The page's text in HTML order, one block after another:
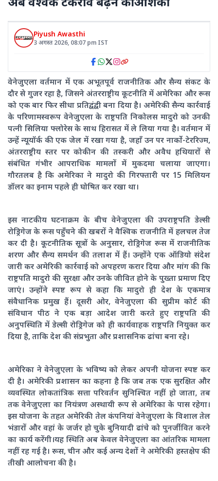
Piyush Awasthi
3 अगस्त 2026, 08:07 pm IST
वेनेजुएला वर्तमान में एक अभूतपूर्व राजनीतिक और सैन्य संकट के
दौर से गुजर रहा है, जिसने अंतरराष्ट्रीय कूटनीति में अमेरिका और रूस
को एक बार फिर सीधा प्रतिद्वंद्वी बना दिया है। अमेरिकी सैन्य कार्रवाई
के परिणामस्वरूप वेनेजुएला के राष्ट्रपति निकोलस मादुरो को उनकी
पत्नी सिलिया फ्लोरेस के साथ हिरासत में ले लिया गया है। वर्तमान में
उन्हें न्यूयॉर्क की एक जेल में रखा गया है, जहाँ उन पर नार्को-टेररिज्म,
अंतरराष्ट्रीय स्तर पर कोकीन की तस्करी और अवैध हथियारों से
संबंधित गंभीर आपराधिक मामलों में मुकदमा चलाया जाएगा।
गौरतलब है कि अमेरिका ने मादुरो की गिरफ्तारी पर 15 मिलियन
डॉलर का इनाम पहले ही घोषित कर रखा था।
इस नाटकीय घटनाक्रम के बीच वेनेजुएला की उपराष्ट्रपति डेल्सी
रोड्रिगेज के रूस पहुँचने की खबरों ने वैश्विक राजनीति में हलचल तेज
कर दी है। कूटनीतिक सूत्रों के अनुसार, रोड्रिगेज रूस में राजनीतिक
शरण और सैन्य समर्थन की तलाश में हैं। उन्होंने एक ऑडियो संदेश
जारी कर अमेरिकी कार्रवाई को अपहरण करार दिया और मांग की कि
राष्ट्रपति मादुरो की सुरक्षा और उनके जीवित होने के पुख्ता प्रमाण दिए
जाएं। उन्होंने स्पष्ट रूप से कहा कि मादुरो ही देश के एकमात्र
संवैधानिक प्रमुख हैं। दूसरी ओर, वेनेजुएला की सुप्रीम कोर्ट की
संविधान पीठ ने एक बड़ा आदेश जारी करते हुए राष्ट्रपति की
अनुपस्थिति में डेल्सी रोड्रिगेज को ही कार्यवाहक राष्ट्रपति नियुक्त कर
दिया है, ताकि देश की संप्रभुता और प्रशासनिक ढांचा बना रहे।
अमेरिका ने वेनेजुएला के भविष्य को लेकर अपनी योजना स्पष्ट कर
दी है। अमेरिकी प्रशासन का कहना है कि जब तक एक सुरक्षित और
व्यवस्थित लोकतांत्रिक सत्ता परिवर्तन सुनिश्चित नहीं हो जाता, तब
तक वेनेजुएला का नियंत्रण अस्थायी रूप से अमेरिका के पास रहेगा।
इस योजना के तहत अमेरिकी तेल कंपनियां वेनेजुएला के विशाल तेल
भंडारों और वहां के जर्जर हो चुके बुनियादी ढांचे को पुनर्जीवित करने
का कार्य करेंगी।यह स्थिति अब केवल वेनेजुएला का आंतरिक मामला
नहीं रह गई है। रूस, चीन और कई अन्य देशों ने अमेरिकी हस्तक्षेप की
तीखी आलोचना की है।